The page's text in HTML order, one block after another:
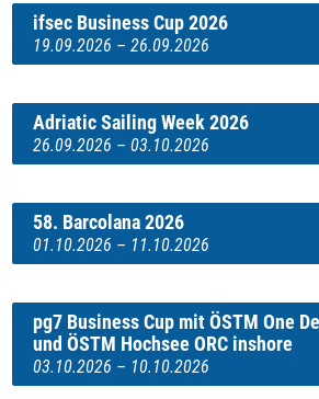
ifsec Business Cup 2026
19.09.2026 – 26.09.2026
Adriatic Sailing Week 2026
26.09.2026 – 03.10.2026
58. Barcolana 2026
01.10.2026 – 11.10.2026
pg7 Business Cup mit ÖSTM One
und ÖSTM Hochsee ORC inshore
03.10.2026 – 10.10.2026